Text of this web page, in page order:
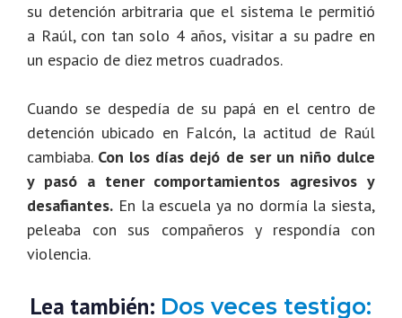
su detención arbitraria que el sistema le permitió
a Raúl, con tan solo 4 años, visitar a su padre en
un espacio de diez metros cuadrados.
Cuando se despedía de su papá en el centro de
detención ubicado en Falcón, la actitud de Raúl
cambiaba. Con los días dejó de ser un niño dulce
y pasó a tener comportamientos agresivos y
desafiantes. En la escuela ya no dormía la siesta,
peleaba con sus compañeros y respondía con
violencia.
Lea también: Dos veces testigo: